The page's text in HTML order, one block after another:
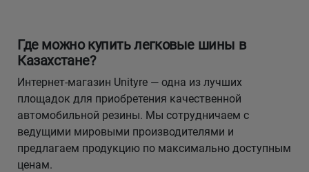
Где можно купить легковые шины в
Казахстане?
Интернет-магазин Unityre — одна из лучших
площадок для приобретения качественной
автомобильной резины. Мы сотрудничаем с
ведущими мировыми производителями и
предлагаем продукцию по максимально доступным
ценам.